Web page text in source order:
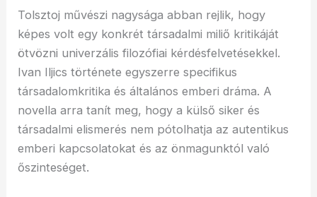
Tolsztoj művészi nagysága abban rejlik, hogy
képes volt egy konkrét társadalmi miliő kritikáját
ötvözni univerzális filozófiai kérdésfelvetésekkel.
Ivan Iljics története egyszerre specifikus
társadalomkritika és általános emberi dráma. A
novella arra tanít meg, hogy a külső siker és
társadalmi elismerés nem pótolhatja az autentikus
emberi kapcsolatokat és az önmagunktól való
őszinteséget.